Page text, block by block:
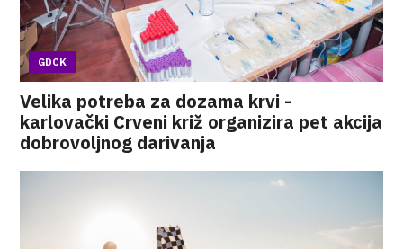
GDCK
Velika potreba za dozama krvi -
karlovački Crveni križ organizira pet akcija
dobrovoljnog darivanja